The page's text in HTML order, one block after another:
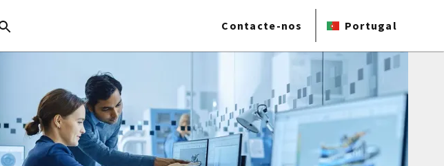
Contacte-nos Portugal